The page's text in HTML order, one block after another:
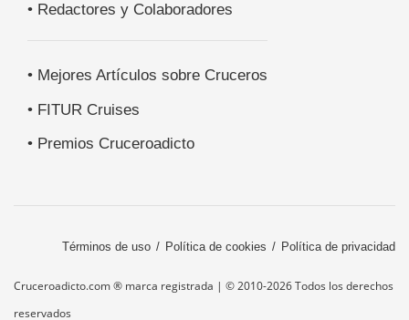
• Redactores y Colaboradores
• Mejores Artículos sobre Cruceros
• FITUR Cruises
• Premios Cruceroadicto
Términos de uso Política de cookies Política de privacidad
Cruceroadicto.com ® marca registrada | © 2010-2026 Todos los derechos
reservados